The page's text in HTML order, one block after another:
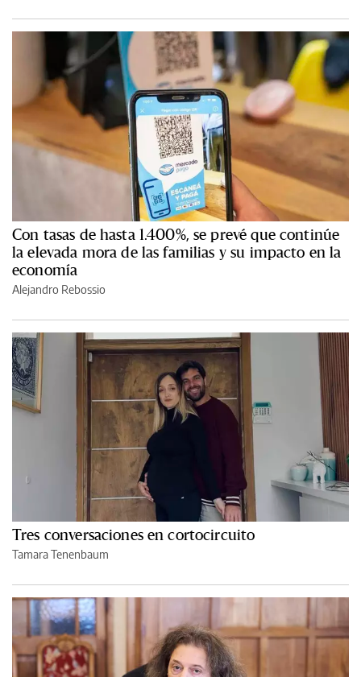
Con tasas de hasta 1.400%, se prevé que continúe
la elevada mora de las familias y su impacto en la
economía
Alejandro Rebossio
Tres conversaciones en cortocircuito
Tamara Tenenbaum